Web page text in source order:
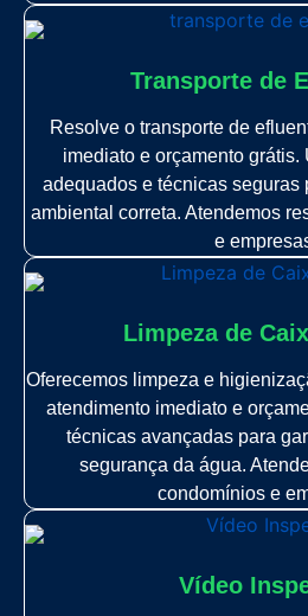
Transporte de
Resolve o transporte de
imediato e orçamento
adequados e técnicas seguras
ambiental correta. Atendemos
e
Limpeza de
Oferecemos limpeza e
atendimento imediato e
técnicas avançadas para
segurança da água.
condomínios e
Vídeo